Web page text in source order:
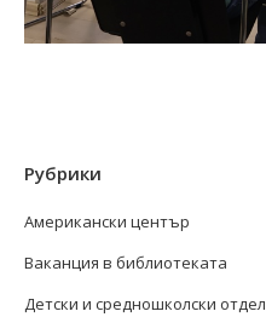
Рубрики
Американски център
Ваканция в библиотеката
Детски и средношколски отдел